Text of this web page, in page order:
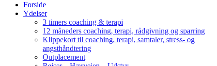
Forside
Ydelser
3 timers coaching & terapi
12 måneders coaching, terapi, rådgivning og sparring
Klippekort til coaching, terapi, samtaler, stress- og
angsthåndtering
Outplacement